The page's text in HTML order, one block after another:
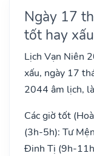
Ngày 17
tốt hay
Lịch Vạn Niên
xấu, ngày 17
2044 âm lịch,
Các giờ tốt
(3h-5h): Tư
Đinh Tị (9h-